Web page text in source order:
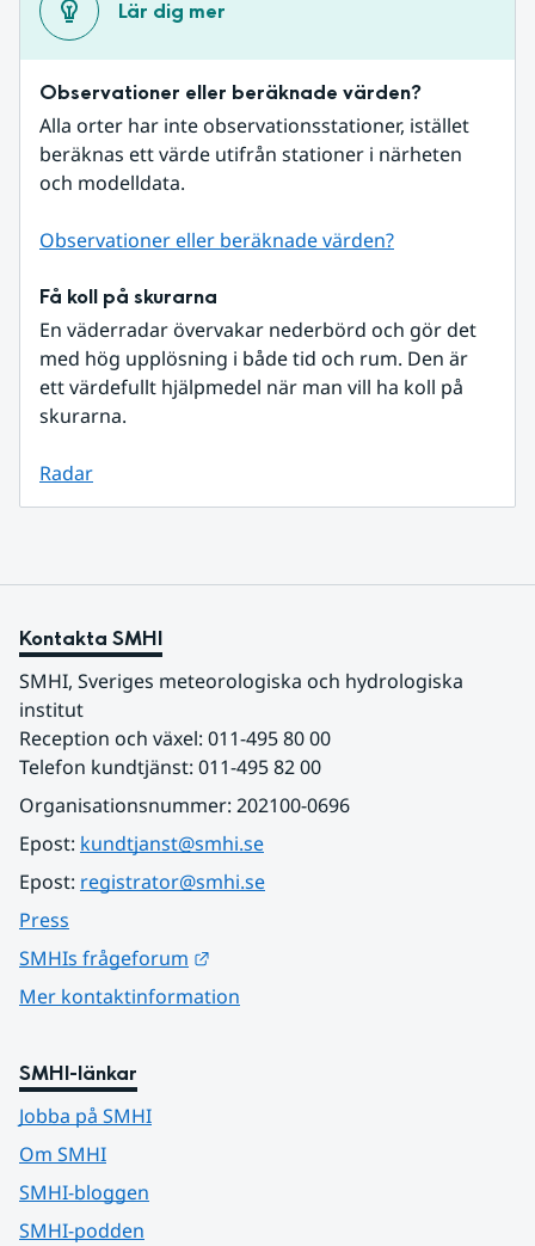
Lär dig mer
Observationer eller beräknade värden?
Alla orter har inte observationsstationer, istället
beräknas ett värde utifrån stationer i närheten
och modelldata.
Observationer eller beräknade värden?
Få koll på skurarna
En väderradar övervakar nederbörd och gör det
med hög upplösning i både tid och rum. Den är
ett värdefullt hjälpmedel när man vill ha koll på
skurarna.
Radar
Kontakta SMHI
SMHI, Sveriges meteorologiska och hydrologiska
institut
Reception och växel: 011-495 80 00
Telefon kundtjänst: 011-495 82 00
Organisationsnummer: 202100-0696
Epost: kundtjanst@smhi.se
Epost: registrator@smhi.se
Press
SMHIs frågeforum
Mer kontaktinformation
SMHI-länkar
Jobba på SMHI
Om SMHI
SMHI-bloggen
SMHI-podden